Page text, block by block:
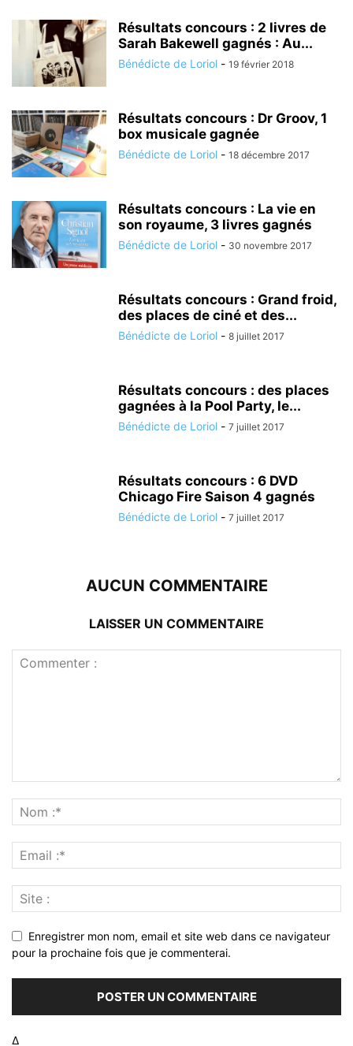
Résultats concours : 2 livres de
Sarah Bakewell gagnés : Au...
Bénédicte de Loriol - 19 février 2018
Résultats concours : Dr Groov, 1
box musicale gagnée
Bénédicte de Loriol - 18 décembre 2017
Résultats concours : La vie en
son royaume, 3 livres gagnés
Bénédicte de Loriol - 30 novembre 2017
Résultats concours : Grand froid,
des places de ciné et des...
Bénédicte de Loriol - 8 juillet 2017
Résultats concours : des places
gagnées à la Pool Party, le...
Bénédicte de Loriol - 7 juillet 2017
Résultats concours : 6 DVD
Chicago Fire Saison 4 gagnés
Bénédicte de Loriol - 7 juillet 2017
AUCUN COMMENTAIRE
LAISSER UN COMMENTAIRE
Enregistrer mon nom, email et site web dans ce navigateur
pour la prochaine fois que je commenterai.
Δ